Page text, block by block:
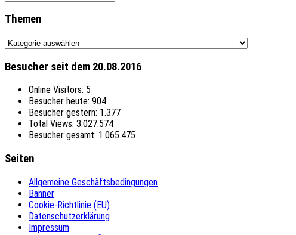
Themen
Themen
Besucher seit dem 20.08.2016
Online Visitors: 5
Besucher heute: 904
Besucher gestern: 1.377
Total Views: 3.027.574
Besucher gesamt: 1.065.475
Seiten
Allgemeine Geschäftsbedingungen
Banner
Cookie-Richtlinie (EU)
Datenschutzerklärung
Impressum